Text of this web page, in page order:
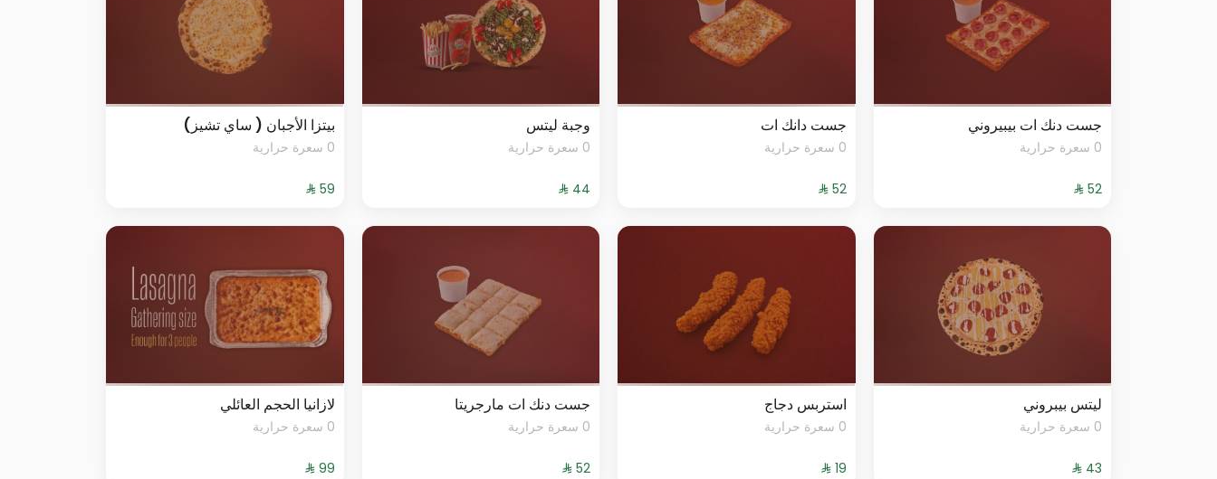
جست دنك ات بيبيروني
0 سعرة حرارية
جست دانك ات
0 سعرة حرارية
⁨⁦‪‬ 52⁩
وجبة ليتس
0 سعرة حرارية
بيتزا الأجبان ( ساي تشيز)
0 سعرة حرارية
ليتس بيبروني
0 سعرة حرارية
استربس دجاج
0 سعرة حرارية
جست دنك ات مارجريتا
0 سعرة حرارية
لازانيا الحجم العائلي
0 سعرة حرارية